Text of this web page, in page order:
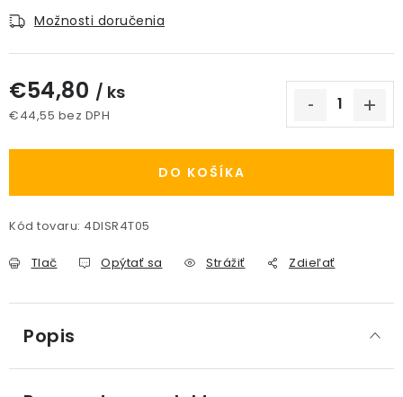
Možnosti doručenia
€54,80 / ks
€44,55 bez DPH
DO KOŠÍKA
Kód tovaru: 4DISR4T05
Tlač Opýtať sa Strážiť Zdieľať
Popis